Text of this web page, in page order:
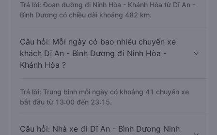
Trả lời: Đoạn đường đi Ninh Hòa - Khánh Hòa từ Dĩ An -
Bình Dương có chiều dài khoảng 482 km.
Câu hỏi: Mỗi ngày có bao nhiêu chuyến xe
khách Dĩ An - Bình Dương đi Ninh Hòa -
Khánh Hòa ?
Trả lời: Trung bình mỗi ngày có khoảng 41 chuyến xe
bắt đầu từ 13:00 đến 23:15.
Câu hỏi: Nhà xe đi Dĩ An - Bình Dương Ninh